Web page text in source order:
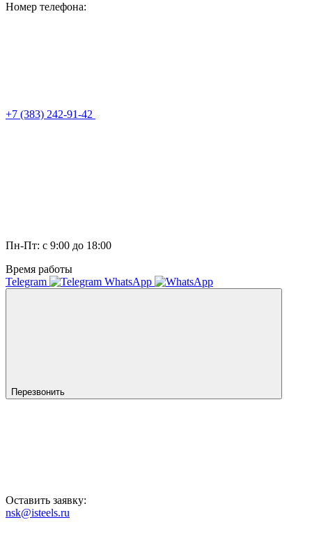
Номер телефона:
+7 (383) 242-91-42
Пн-Пт: с 9:00 до 18:00
Время работы
Telegram
WhatsApp
Перезвонить
Оставить заявку:
nsk@isteels.ru